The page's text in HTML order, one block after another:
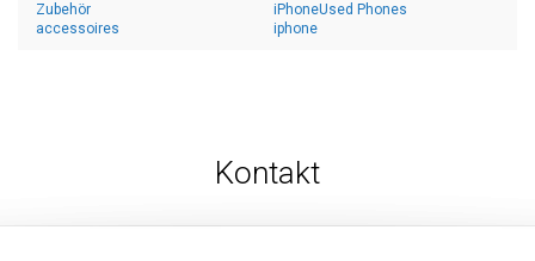
Zubehör
accessoires
iPhoneUsed Phones
iphone
Kontakt